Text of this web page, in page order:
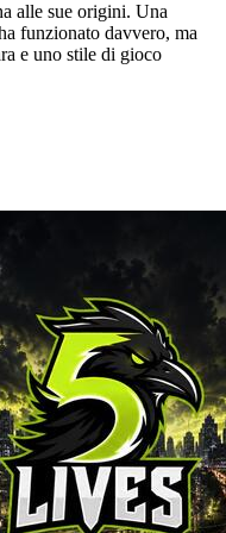
alle sue origini. Una
funzionato davvero, ma
e uno stile di gioco